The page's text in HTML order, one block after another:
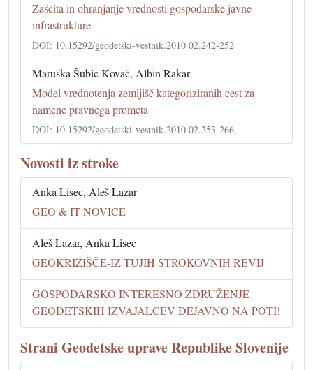
Zaščita in ohranjanje vrednosti gospodarske javne
infrastrukture
DOI: 10.15292/geodetski-vestnik.2010.02.242-252
Maruška Šubic Kovač, Albin Rakar
Model vrednotenja zemljišč kategoriziranih cest za
namene pravnega prometa
DOI: 10.15292/geodetski-vestnik.2010.02.253-266
Novosti iz stroke
Anka Lisec, Aleš Lazar
GEO & IT NOVICE
Aleš Lazar, Anka Lisec
GEOKRIŽIŠČE-IZ TUJIH STROKOVNIH REVIJ
GOSPODARSKO INTERESNO ZDRUŽENJE
GEODETSKIH IZVAJALCEV DEJAVNO NA POTI!
Strani Geodetske uprave Republike Slovenije